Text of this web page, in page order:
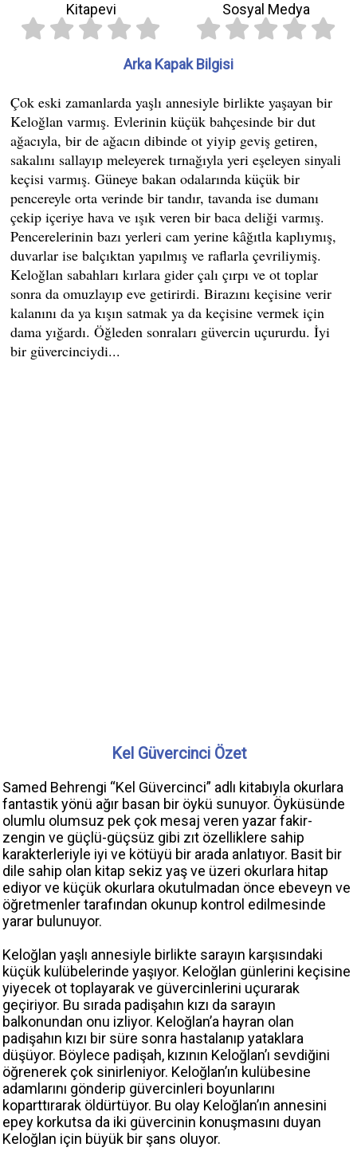
Kitapevi Sosyal Medya
Arka Kapak Bilgisi
Kel Güvercinci Özet
Samed Behrengi “Kel Güvercinci” adlı kitabıyla okurlara
fantastik yönü ağır basan bir öykü sunuyor. Öyküsünde
olumlu olumsuz pek çok mesaj veren yazar fakir-
zengin ve güçlü-güçsüz gibi zıt özelliklere sahip
karakterleriyle iyi ve kötüyü bir arada anlatıyor. Basit bir
dile sahip olan kitap sekiz yaş ve üzeri okurlara hitap
ediyor ve küçük okurlara okutulmadan önce ebeveyn ve
öğretmenler tarafından okunup kontrol edilmesinde
yarar bulunuyor.
Keloğlan yaşlı annesiyle birlikte sarayın karşısındaki
küçük kulübelerinde yaşıyor. Keloğlan günlerini keçisine
yiyecek ot toplayarak ve güvercinlerini uçurarak
geçiriyor. Bu sırada padişahın kızı da sarayın
balkonundan onu izliyor. Keloğlan’a hayran olan
padişahın kızı bir süre sonra hastalanıp yataklara
düşüyor. Böylece padişah, kızının Keloğlan’ı sevdiğini
öğrenerek çok sinirleniyor. Keloğlan’ın kulübesine
adamlarını gönderip güvercinleri boyunlarını
koparttırarak öldürtüyor. Bu olay Keloğlan’ın annesini
epey korkutsa da iki güvercinin konuşmasını duyan
Keloğlan için büyük bir şans oluyor.